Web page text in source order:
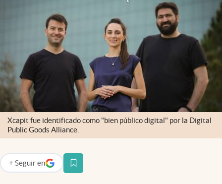
Eventos Corporativos
El Cronista Studio
Mediakit
abre en nueva pestaña
Argentina
Xcapit fue identificado como "bien público digital" por la Digital
Public Goods Alliance.
+ Seguir en
abre en nueva pestaña